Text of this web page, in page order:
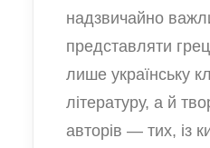
надзвичайно
представляти
лише українську
літературу, а й
авторів — тих, із